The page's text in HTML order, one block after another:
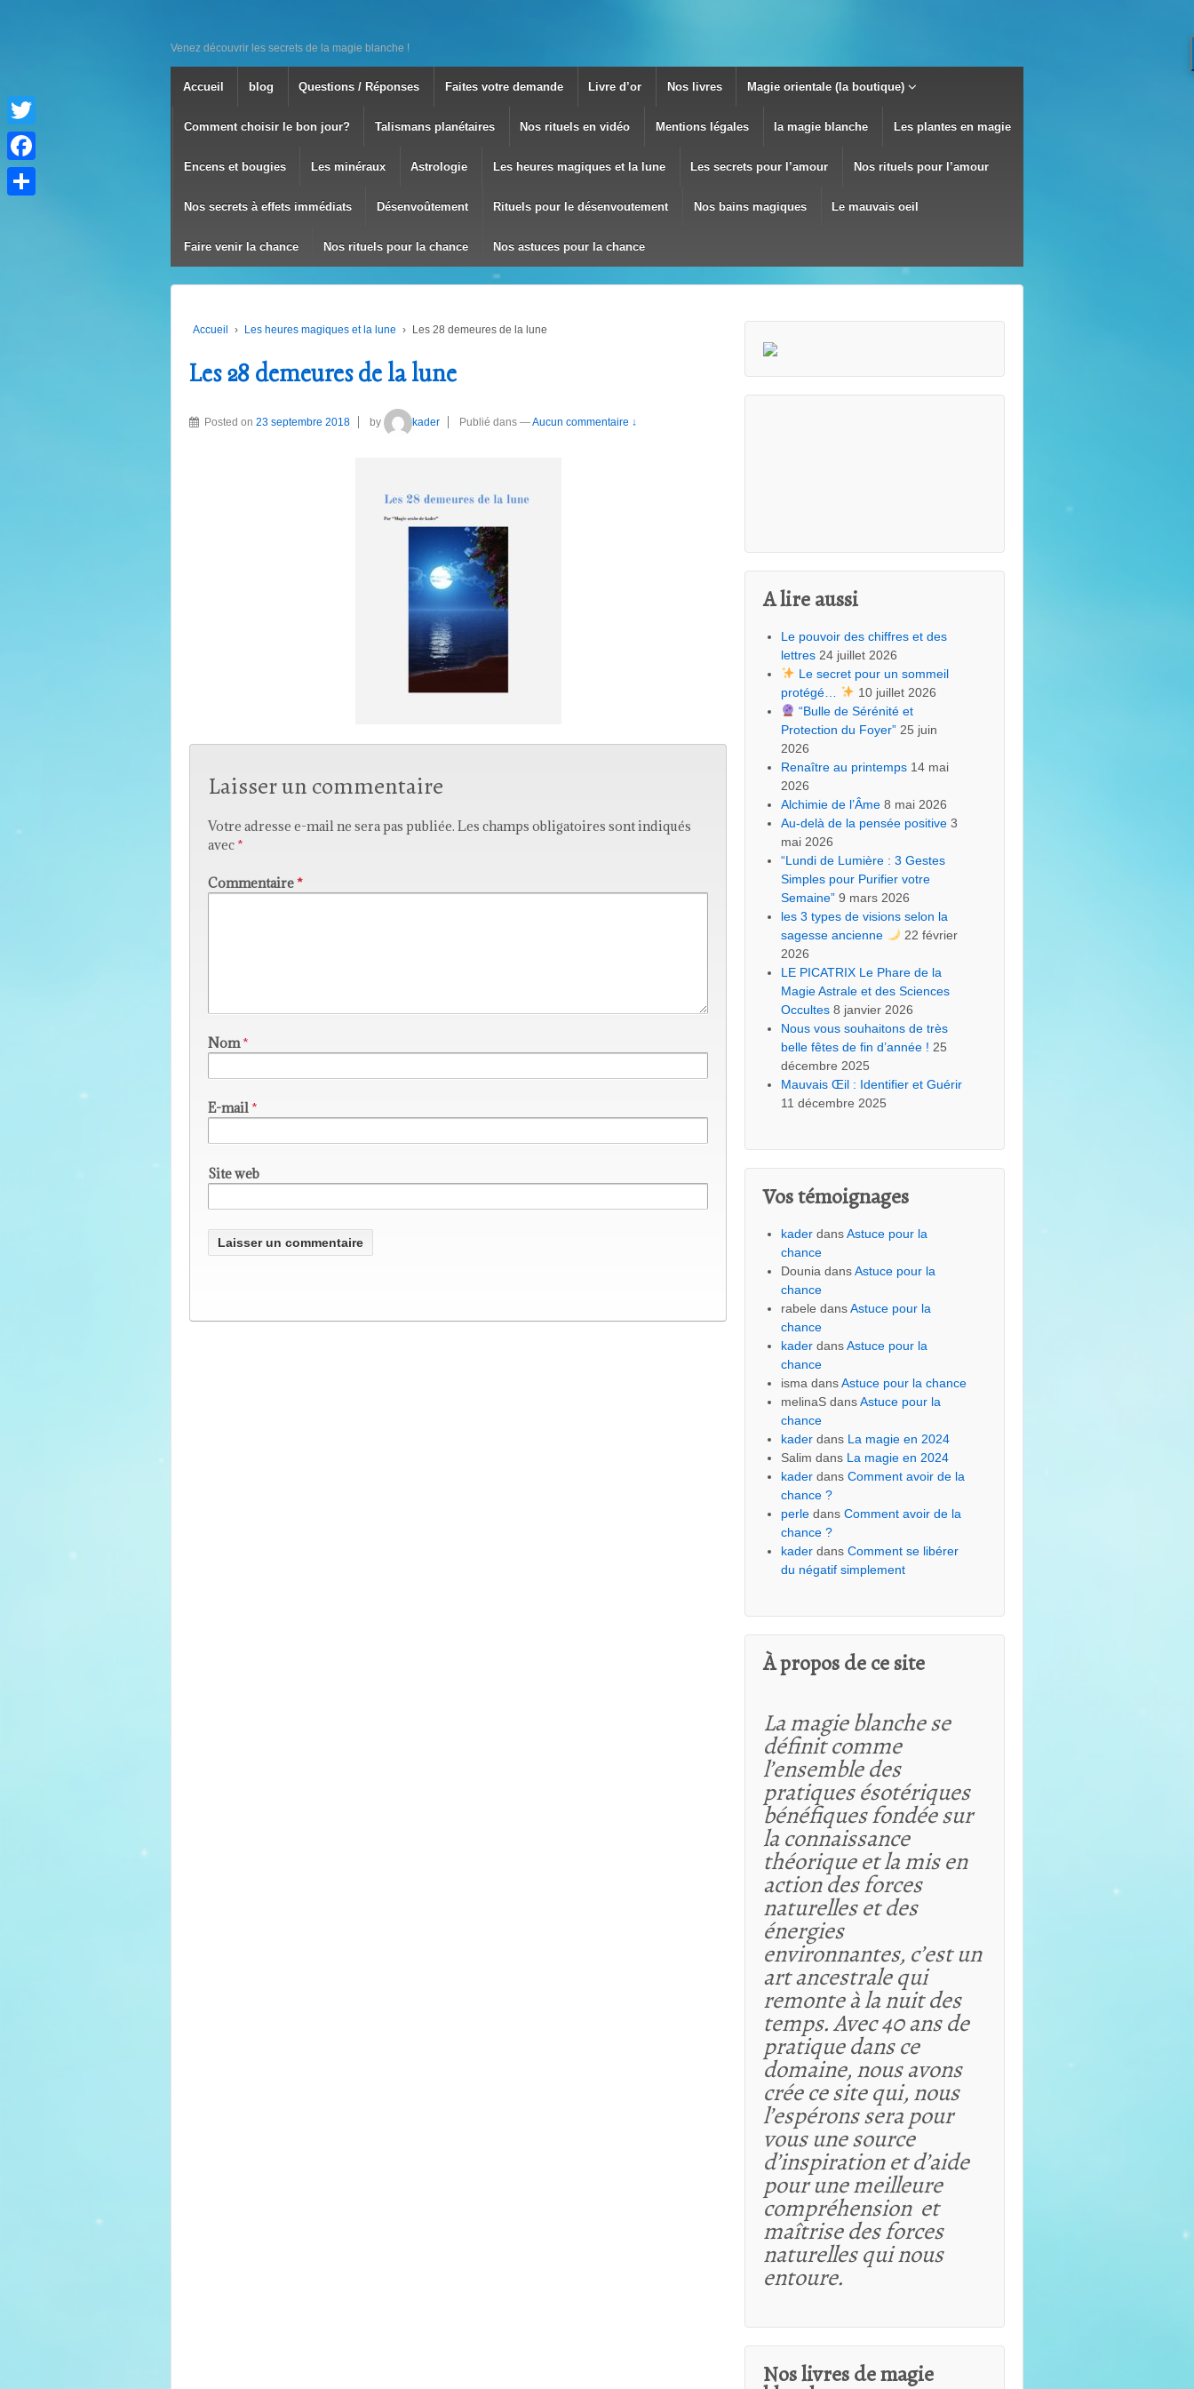
Venez découvrir les secrets de la magie blanche !
Accueil blog Questions / Réponses Faites votre demande Livre d’or Nos livres Magie orientale (la boutique)
Comment choisir le bon jour? Talismans planétaires Nos rituels en vidéo Mentions légales la magie blanche Les plantes en magie
Encens et bougies Les minéraux Astrologie Les heures magiques et la lune Les secrets pour l’amour Nos rituels pour l’amour
Nos secrets à effets immédiats Désenvoûtement Rituels pour le désenvoutement Nos bains magiques Le mauvais oeil
Faire venir la chance Nos rituels pour la chance Nos astuces pour la chance
Accueil › Les heures magiques et la lune › Les 28 demeures de la lune
Les 28 demeures de la lune
Posted on 23 septembre 2018 by kader Publié dans —Aucun commentaire ↓
Laisser un commentaire
Votre adresse e-mail ne sera pas publiée. Les champs obligatoires sont indiqués
avec *
Commentaire*
Nom*
E-mail*
Site web
A lire aussi
Le pouvoir des chiffres et des
lettres 24 juillet 2026
Le secret pour un sommeil
protégé…
10 juillet 2026
“Bulle de Sérénité et
Protection du Foyer” 25 juin
2026
Renaître au printemps 14 mai
2026
Alchimie de l’Âme 8 mai 2026
Au-delà de la pensée positive 3
mai 2026
“Lundi de Lumière : 3 Gestes
Simples pour Purifier votre
Semaine” 9 mars 2026
les 3 types de visions selon la
sagesse ancienne
22 février
2026
LE PICATRIX Le Phare de la
Magie Astrale et des Sciences
Occultes 8 janvier 2026
Nous vous souhaitons de très
belle fêtes de fin d’année ! 25
décembre 2025
Mauvais Œil : Identifier et Guérir
11 décembre 2025
Vos témoignages
kader dansAstuce pour la
chance
Dounia dansAstuce pour la
chance
rabele dansAstuce pour la
chance
kader dansAstuce pour la
chance
isma dansAstuce pour la chance
melinaS dansAstuce pour la
chance
kader dans La magie en 2024
Salim dans La magie en 2024
kader dansComment avoir de la
chance ?
perle dansComment avoir de la
chance ?
kader dansComment se libérer
du négatif simplement
À propos de ce site
La magie blanche se
définit comme
l’ensemble des
pratiques ésotériques
bénéfiques fondée sur
la connaissance
théorique etla mis en
action des forces
naturelles et des
énergies
environnantes, c’est un
art ancestrale qui
remonte à la nuit des
temps. Avec 40 ans de
pratique dans ce
domaine, nous avons
crée ce site qui, nous
l’espérons sera pour
vous une source
d’inspiration et d’aide
pour une meilleure
compréhension et
maîtrise des forces
naturelles qui nous
entoure.
Nos livres de magie
Twitter
Facebook